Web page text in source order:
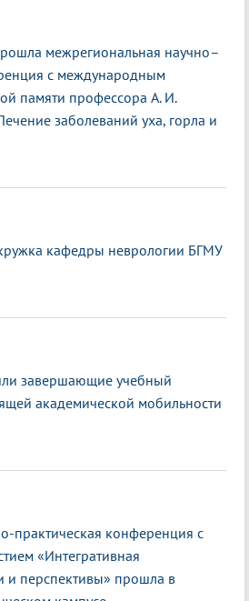
межрегиональная научно–
с международным
памяти профессора А. И.
заболеваний уха, горла и
кафедры неврологии БГМУ
завершающие учебный
академической мобильности
практическая конференция с
«Интегративная
и перспективы» прошла в